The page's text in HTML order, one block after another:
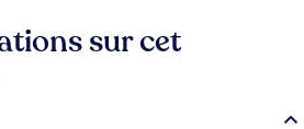
sur cet